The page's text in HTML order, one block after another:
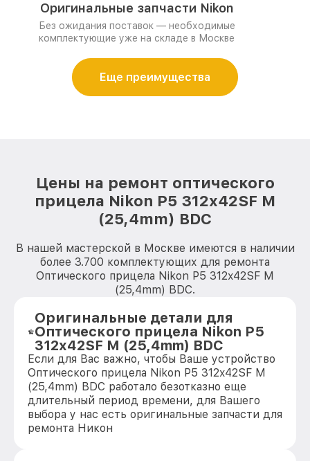
Оригинальные запчасти Nikon
Без ожидания поставок — необходимые
комплектующие уже на складе в Москве
Еще преимущества
Цены на ремонт оптического
прицела Nikon P5 312x42SF M
(25,4mm) BDC
В нашей мастерской в Москве имеются в наличии
более 3.700 комплектующих для ремонта
Оптического прицела Nikon P5 312x42SF M
(25,4mm) BDC.
Оригинальные детали для
Оптического прицела Nikon P5
312x42SF M (25,4mm) BDC
Если для Вас важно, чтобы Ваше устройство
Оптического прицела Nikon P5 312x42SF M
(25,4mm) BDC работало безотказно еще
длительный период времени, для Вашего
выбора у нас есть оригинальные запчасти для
ремонта Никон